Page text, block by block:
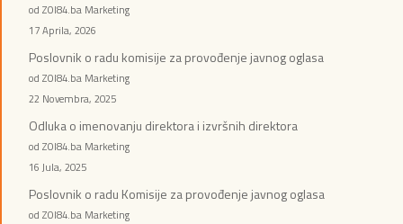
od ZOI84.ba Marketing
17 Aprila, 2026
Poslovnik o radu komisije za provođenje javnog oglasa
od ZOI84.ba Marketing
22 Novembra, 2025
Odluka o imenovanju direktora i izvršnih direktora
od ZOI84.ba Marketing
16 Jula, 2025
Poslovnik o radu Komisije za provođenje javnog oglasa
od ZOI84.ba Marketing